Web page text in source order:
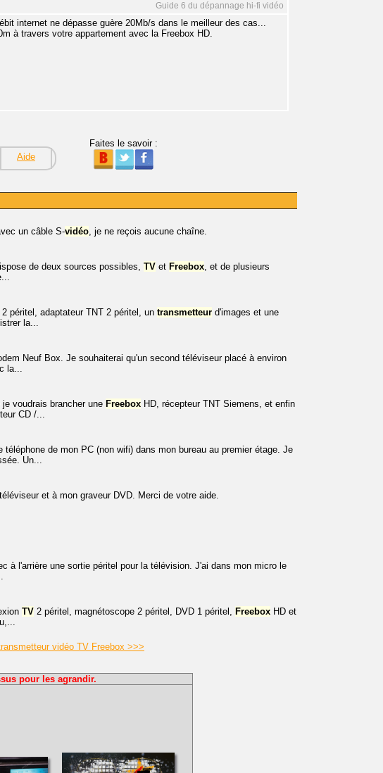
Guide 6 du dépannage hi-fi vidéo
internet ne dépasse guère 20Mb/s dans le meilleur des cas...
à travers votre appartement avec la Freebox HD.
Aide
Faites le savoir :
un câble S-vidéo, je ne reçois aucune chaîne.
de deux sources possibles, TV et Freebox, et de plusieurs
péritel, adaptateur TNT 2 péritel, un transmetteur d'images et une
la...
Neuf Box. Je souhaiterai qu'un second téléviseur placé à environ
la...
voudrais brancher une Freebox HD, récepteur TNT Siemens, et enfin
CD /...
de mon PC (non wifi) dans mon bureau au premier étage. Je
Un...
et à mon graveur DVD. Merci de votre aide.
à l'arrière une sortie péritel pour la télévision. J'ai dans mon micro le
TV 2 péritel, magnétoscope 2 péritel, DVD 1 péritel, Freebox HD et
vidéo TV Freebox >>>
pour les agrandir.